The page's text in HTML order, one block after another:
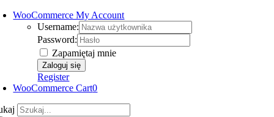
WooCommerce My Account
Username:
Password:
Zapamiętaj mnie
Register
WooCommerce Cart0